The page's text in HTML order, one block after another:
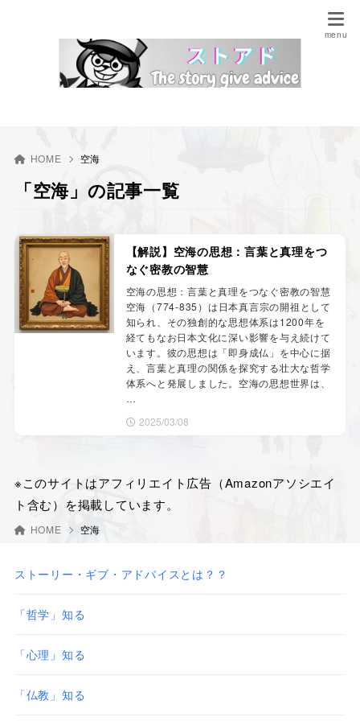
HOME 空海
「空海」の記事一覧
【解説】空海の思想：言葉と真理をつ
なぐ密教の智慧
空海の思想：言葉と真理をつなぐ密教の智慧
空海（774-835）は日本真言宗の開祖として
知られ、その独創的な思想体系は1200年を
経てもなお日本文化に深い影響を与え続けて
います。彼の思想は「即身成仏」を中心に据
え、言葉と真理の関係を探究する壮大な哲学
体系へと発展しました。空海の思想世界は、
…
2025/03/08
※このサイトはアフィリエイト広告（Amazonアソシエイ
ト含む）を掲載しています。
HOME 空海
ストーリー・ギブ・アドバイスとは？？
「哲学」知る
「心理」知る
「仏教」知る